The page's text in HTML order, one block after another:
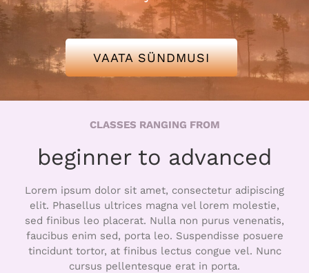
Hääd uudised
Kontakt VAATA SÜNDMUSI
CLASSES RANGING FROM
beginner to advanced
Lorem ipsum dolor sit amet, consectetur adipiscing
elit. Phasellus ultrices magna vel lorem molestie,
sed finibus leo placerat. Nulla non purus venenatis,
faucibus enim sed, porta leo. Suspendisse posuere
tincidunt tortor, at finibus lectus congue vel. Nunc
cursus pellentesque erat in porta.